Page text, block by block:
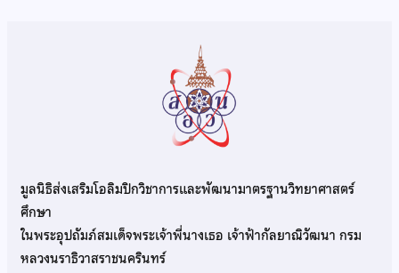
มูลนิธิส่งเสริมโอลิมปิกวิชาการและพัฒนามาตรฐานวิทยาศาสตร์
ศึกษา
ในพระอุปถัมภ์สมเด็จพระเจ้าพี่นางเธอ เจ้าฟ้ากัลยาณิวัฒนา กรม
หลวงนราธิวาสราชนครินทร์